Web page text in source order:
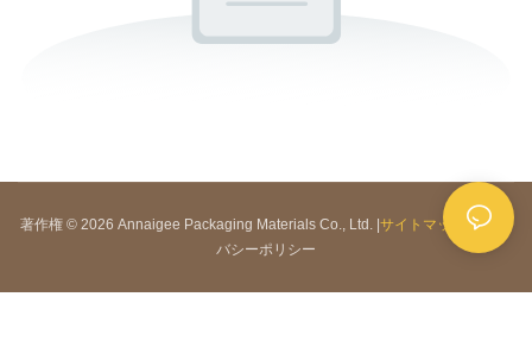
著作権 © 2026 Annaigee Packaging Materials Co., Ltd. |サイトマップ |プライ
バシーポリシー